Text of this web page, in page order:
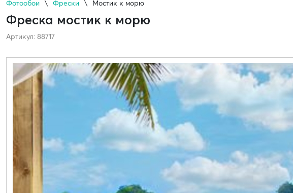
Фотообои Фрески Мостик к морю
Фреска мостик к морю
Артикул: 88717